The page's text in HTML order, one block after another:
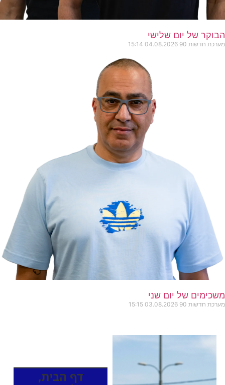
הבוקר של יום שלישי
מערכת חדשות 90 04.08.2026
15:14
משכימים של יום שני
מערכת חדשות 90 03.08.2026
15:15
דף הבית,